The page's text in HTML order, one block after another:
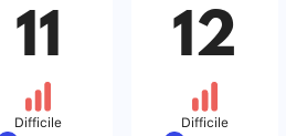
11
Difficile
12
Difficile